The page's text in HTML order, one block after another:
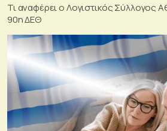
Τι αναφέρει ο Λογιστικός Σύλλογος
90η ΔΕΘ